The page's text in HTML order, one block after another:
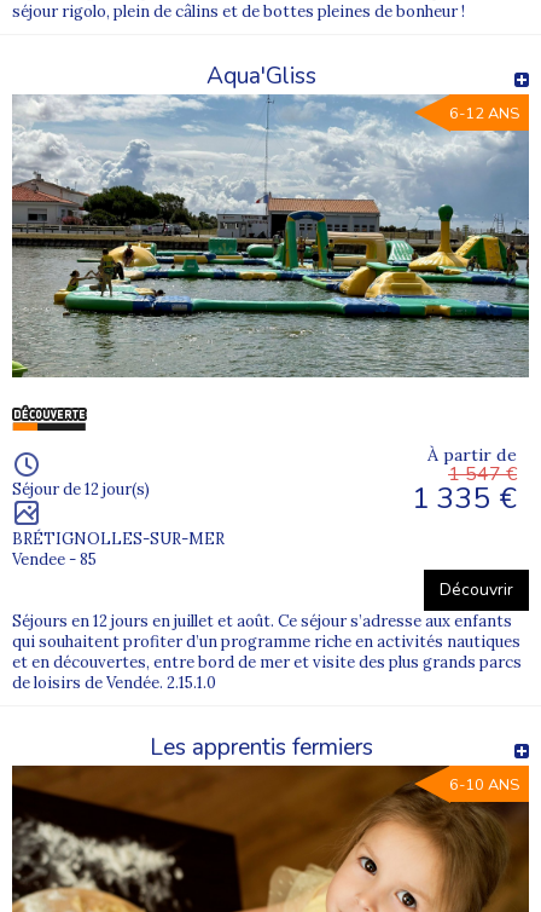
séjour rigolo, plein de câlins et de bottes pleines de bonheur !
Aqua'Gliss
6-12 ANS
Séjour de 12 jour(s)
BRÉTIGNOLLES-SUR-MER
Vendee - 85
À partir de
1 547 €
1 335 €
Découvrir
Séjours en 12 jours en juillet et août. Ce séjour s’adresse aux enfants
qui souhaitent profiter d’un programme riche en activités nautiques
et en découvertes, entre bord de mer et visite des plus grands parcs
de loisirs de Vendée. 2.15.1.0
Les apprentis fermiers
6-10 ANS